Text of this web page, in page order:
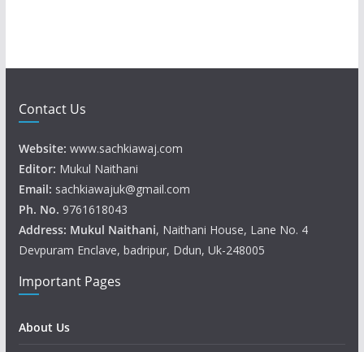
Contact Us
Website: www.sachkiawaj.com
Editor: Mukul Naithani
Email: sachkiawajuk@gmail.com
Ph. No. 9761618043
Address: Mukul Naithani, Naithani House, Lane No. 4
Devpuram Enclave, badripur, Ddun, Uk-248005
Important Pages
About Us